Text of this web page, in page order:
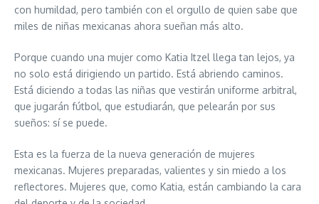
con humildad, pero también con el orgullo de quien sabe que
miles de niñas mexicanas ahora sueñan más alto.
Porque cuando una mujer como Katia Itzel llega tan lejos, ya
no solo está dirigiendo un partido. Está abriendo caminos.
Está diciendo a todas las niñas que vestirán uniforme arbitral,
que jugarán fútbol, que estudiarán, que pelearán por sus
sueños: sí se puede.
Esta es la fuerza de la nueva generación de mujeres
mexicanas. Mujeres preparadas, valientes y sin miedo a los
reflectores. Mujeres que, como Katia, están cambiando la cara